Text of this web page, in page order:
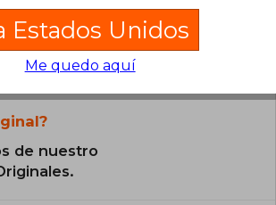
frecuentes sobre el libro
de nuestro
Estados Unidos
Me quedo aquí